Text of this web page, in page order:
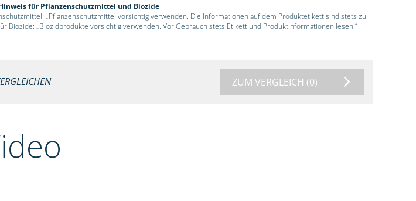
für Pflanzenschutzmittel und Biozide
„Pflanzenschutzmittel vorsichtig verwenden. Die Informationen auf dem Produktetikett sind stets zu
Biozide: „Biozidprodukte vorsichtig verwenden. Vor Gebrauch stets Etikett und Produktinformationen lesen.“
ZUM VERGLEICH (0)